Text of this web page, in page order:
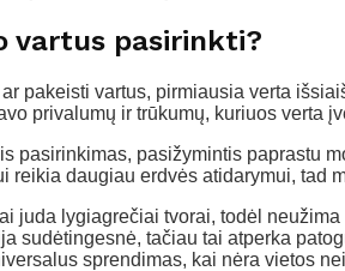
vartus pasirinkti?
pakeisti vartus, pirmiausia verta
privalumų ir trūkumų, kuriuos verta
pasirinkimas, pasižymintis paprastu
reikia daugiau erdvės atidarymui, tad
juda lygiagrečiai tvorai, todėl
sudėtingesnė, tačiau tai atperka
sprendimas, kai nėra vietos